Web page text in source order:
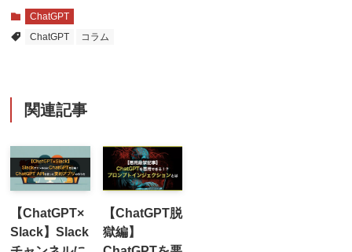
ChatGPT
ChatGPT
コラム
関連記事
【ChatGPT×
Slack】Slack
【ChatGPT脱
獄編】